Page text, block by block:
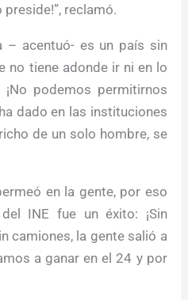
reclamó.
– acentuó- es un país sin
no tiene adonde ir ni en lo
podemos permitirnos
dado en las instituciones
de un solo hombre, se
en la gente, por eso
INE fue un éxito: ¡Sin
camiones, la gente salió a
a ganar en el 24 y por